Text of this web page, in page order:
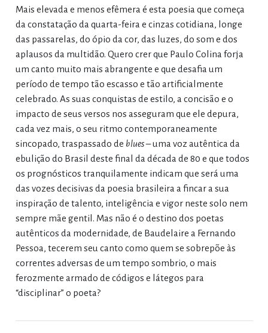
Mais elevada e menos efêmera é esta poesia que começa
da constatação da quarta-feira e cinzas cotidiana, longe
das passarelas, do ópio da cor, das luzes, do som e dos
aplausos da multidão. Quero crer que Paulo Colina forja
um canto muito mais abrangente e que desafia um
período de tempo tão escasso e tão artificialmente
celebrado. As suas conquistas de estilo, a concisão e o
impacto de seus versos nos asseguram que ele depura,
cada vez mais, o seu ritmo contemporaneamente
sincopado, traspassado de blues– uma voz autêntica da
ebulição do Brasil deste final da década de 80 e que todos
os prognósticos tranquilamente indicam que será uma
das vozes decisivas da poesia brasileira a fincar a sua
inspiração de talento, inteligência e vigor neste solo nem
sempre mãe gentil. Mas não é o destino dos poetas
autênticos da modernidade, de Baudelaire a Fernando
Pessoa, tecerem seu canto como quem se sobrepõe às
correntes adversas de um tempo sombrio, o mais
ferozmente armado de códigos e látegos para
“disciplinar” o poeta?